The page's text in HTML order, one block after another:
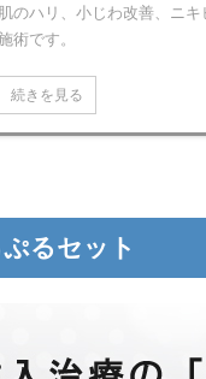
肌のハリ、小じわ改善、ニ
術です。
続きを見る
るセット